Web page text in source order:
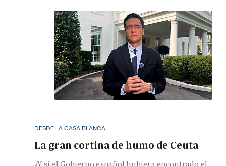
DESDE LA CASA BLANCA
La gran cortina de humo de Ceuta